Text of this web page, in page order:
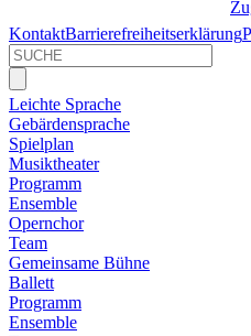
KontaktBarrierefreiheitserklärung
Leichte Sprache
Gebärdensprache
Spielplan
Musiktheater
Programm
Ensemble
Opernchor
Team
Gemeinsame Bühne
Ballett
Programm
Ensemble